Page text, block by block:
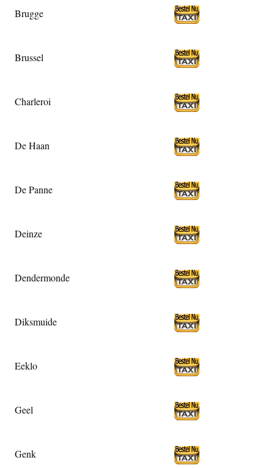
Brugge
Brussel
Charleroi
De Haan
De Panne
Deinze
Dendermonde
Diksmuide
Eeklo
Geel
Genk